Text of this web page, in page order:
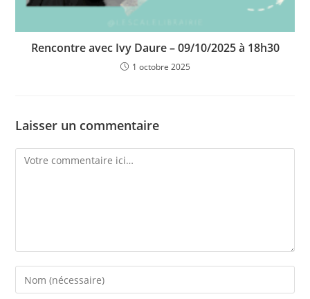
Rencontre avec Ivy Daure – 09/10/2025 à 18h30
1 octobre 2025
Laisser un commentaire